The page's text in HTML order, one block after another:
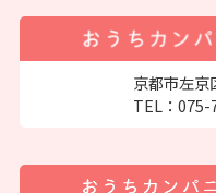
京都市左
TEL： 075-